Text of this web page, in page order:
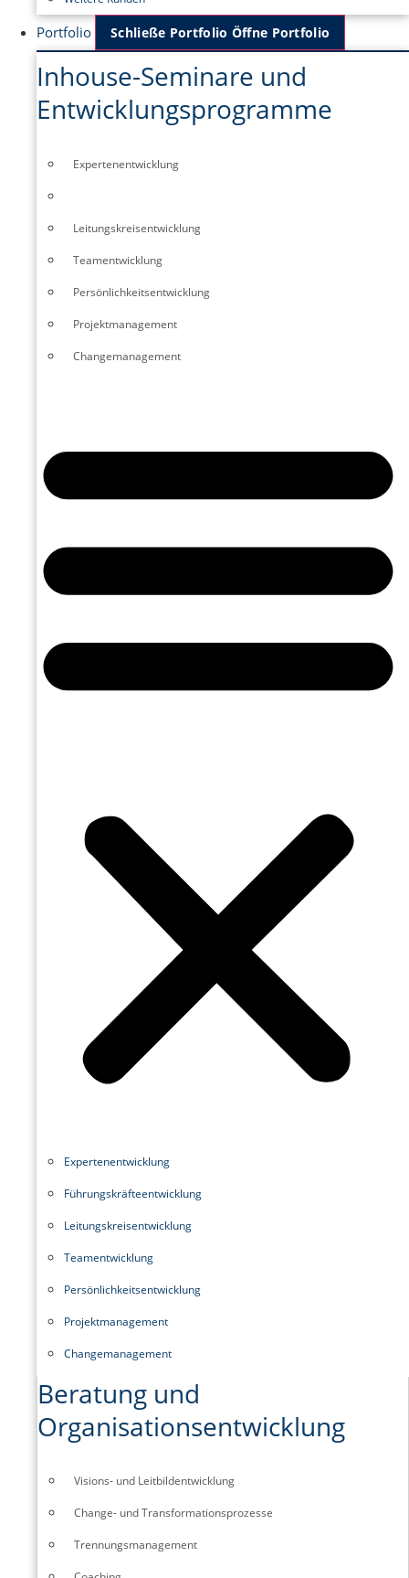
Portfolio Schließe Portfolio Öffne Portfolio
Inhouse-Seminare und
Entwicklungsprogramme
Experten­entwicklung
Leitungskreisentwicklung
Teamentwicklung
Persönlichkeitsentwicklung
Projektmanagement
Changemanagement
Experten­entwicklung
Führungskräfte­entwicklung
Leitungskreisentwicklung
Teamentwicklung
Persönlichkeitsentwicklung
Projektmanagement
Changemanagement
Beratung und
Organisationsentwicklung
Visions- und Leitbildentwicklung
Change- und Transformationsprozesse
Trennungsmanagement